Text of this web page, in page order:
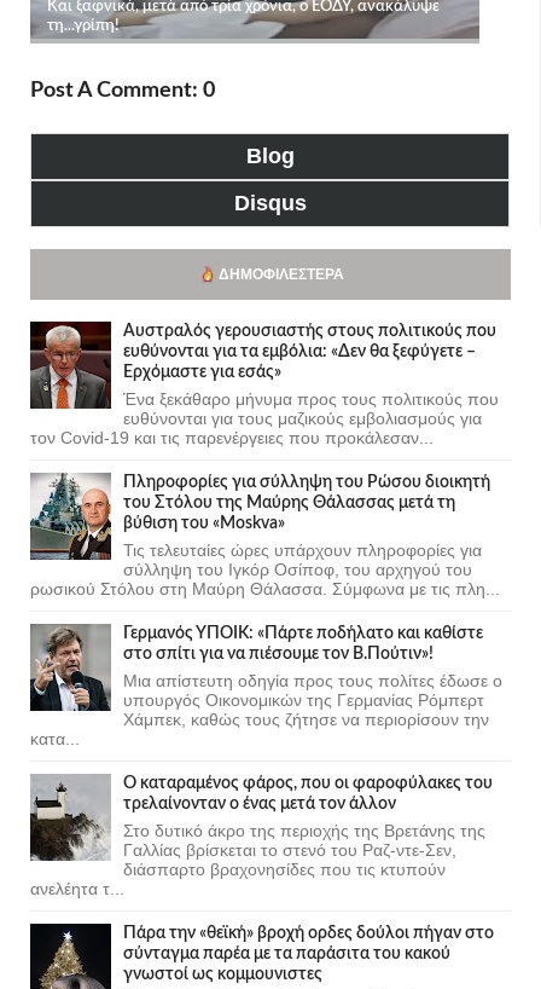
Post A Comment: 0
Blog
Disqus
ΔΗΜΟΦΙΛΈΣΤΕΡΑ
Αυστραλός γερουσιαστής στους πολιτικούς που
ευθύνονται για τα εμβόλια: «Δεν θα ξεφύγετε –
Ερχόμαστε για εσάς»
Ένα ξεκάθαρο μήνυμα προς τους πολιτικούς που
ευθύνονται για τους μαζικούς εμβολιασμούς για
τον Covid-19 και τις παρενέργειες που προκάλεσαν...
Πληροφορίες για σύλληψη του Ρώσου διοικητή
του Στόλου της Mαύρης Θάλασσας μετά τη
βύθιση του «Moskva»
Τις τελευταίες ώρες υπάρχουν πληροφορίες για
σύλληψη του Ιγκόρ Οσίποφ, του αρχηγού του
ρωσικού Στόλου στη Μαύρη Θάλασσα. Σύμφωνα με τις πλη...
Γερμανός ΥΠΟΙΚ: «Πάρτε ποδήλατο και καθίστε
στο σπίτι για να πιέσουμε τον Β.Πούτιν»!
Μια απίστευτη οδηγία προς τους πολίτες έδωσε ο
υπουργός Οικονομικών της Γερμανίας Ρόμπερτ
Χάμπεκ, καθώς τους ζήτησε να περιορίσουν την
κατα...
Ο καταραμένος φάρος, που οι φαροφύλακες του
τρελαίνονταν ο ένας μετά τον άλλον
Στο δυτικό άκρο της περιοχής της Βρετάνης της
Γαλλίας βρίσκεται το στενό του Ραζ-ντε-Σεν,
διάσπαρτο βραχονησίδες που τις κτυπούν
ανελέητα τ...
Πάρα την «θεϊκή» βροχή ορδες δούλοι πήγαν στο
σύνταγμα παρέα με τα παράσιτα του κακού
γνωστοί ως κομμουνιστες